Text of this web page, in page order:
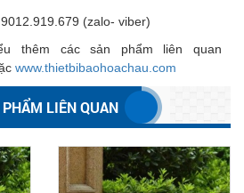
(zalo- viber)
thêm các sản phẩm liên quan
www.thietbibaohoachau.com
LIÊN QUAN